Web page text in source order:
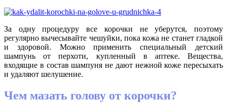
За одну процедуру все корочки не уберутся, поэтому
регулярно вычесывайте чешуйки, пока кожа не станет гладкой
и здоровой. Можно применить специальный детский
шампунь от перхоти, купленный в аптеке. Вещества,
входящие в состав шампуня не дают нежной коже пересыхать
и удаляют шелушение.
Чем мазать голову от корочки?